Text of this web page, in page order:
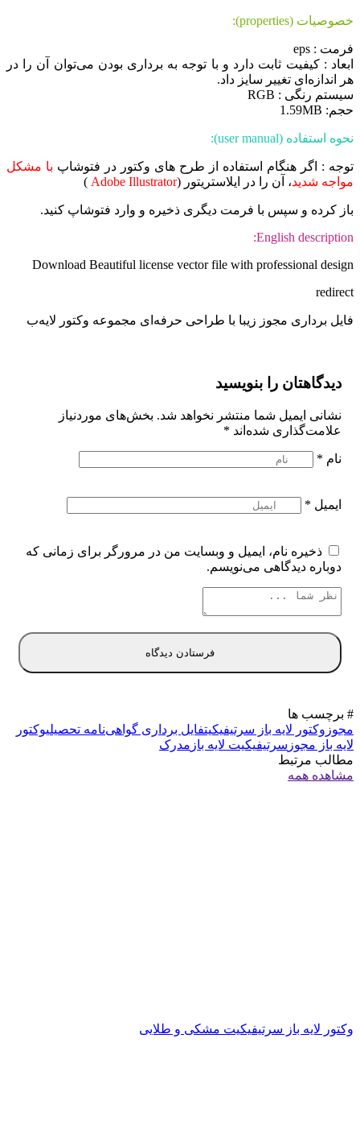
خصوصیات (properties):
فرمت : eps
ابعاد : کیفیت ثابت دارد و با توجه به برداری بودن می‌توان آن را در
هر اندازه‌ای تغییر سایز داد.
سیستم رنگی : RGB
حجم: 1.59MB
نحوه استفاده (user manual):
توجه : اگر هنگام استفاده از طرح های وکتور در فتوشاپ با مشکل
مواجه شدید، آن را در ایلاستریتور (Adobe Illustrator
)
باز کرده و سپس با فرمت دیگری ذخیره و وارد فتوشاپ کنید.
English description:
Download Beautiful license vector file with professional design
redirect
فایل برداری مجوز زیبا با طراحی حرفه‌ای مجموعه وکتور لایه‌ب
دیدگاهتان را بنویسید
نشانی ایمیل شما منتشر نخواهد شد. بخش‌های موردنیاز
علامت‌گذاری شده‌اند *
نام *
ایمیل *
ذخیره نام، ایمیل و وبسایت من در مرورگر برای زمانی که
دوباره دیدگاهی می‌نویسم.
# برچسب ها
مجوز وکتور لایه باز سرتیفیکیتفایل برداری گواهی‌نامه تحصیلیوکتور
لایه باز مجوز سرتیفیکیت لایه باز مدرک
مطالب مرتبط
مشاهده همه
وکتور لایه باز سرتیفیکیت مشکی و طلایی